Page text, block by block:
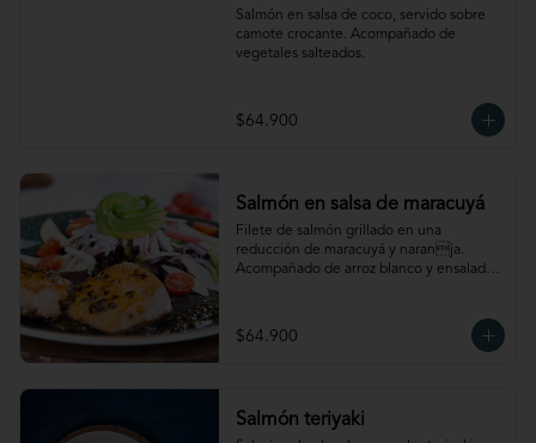
Salmón en salsa de coco, servido sobre
camote crocante. Acompañado de
vegetales salteados.
$64.900
Salmón en salsa de maracuyá
Filete de salmón grillado en una
reducción de maracuyá y naranja.
Acompañado de arroz blanco y ensalada
aguacate
$64.900
Salmón teriyaki